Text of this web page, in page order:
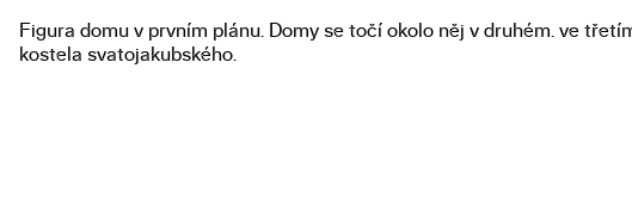
Figura domu v prvním plánu. Domy se točí okolo něj v druhém. ve
kostela svatojakubského.